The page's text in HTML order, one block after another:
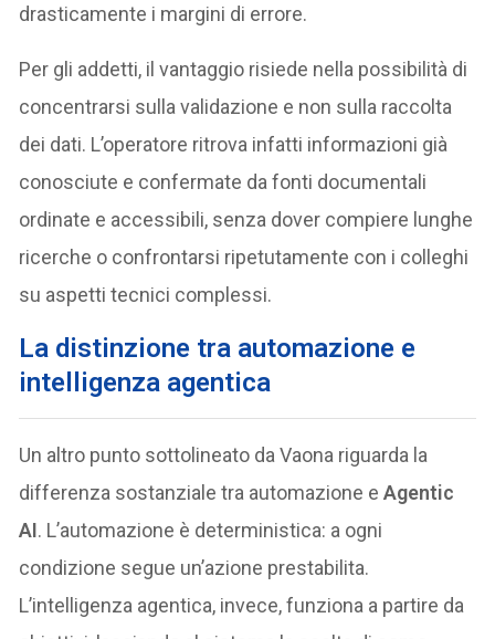
drasticamente i margini di errore.
Per gli addetti, il vantaggio risiede nella possibilità di
concentrarsi sulla validazione e non sulla raccolta
dei dati. L’operatore ritrova infatti informazioni già
conosciute e confermate da fonti documentali
ordinate e accessibili, senza dover compiere lunghe
ricerche o confrontarsi ripetutamente con i colleghi
su aspetti tecnici complessi.
La distinzione tra automazione e
intelligenza agentica
Un altro punto sottolineato da Vaona riguarda la
differenza sostanziale tra automazione eAgentic
AI. L’automazione è deterministica: a ogni
condizione segue un’azione prestabilita.
L’intelligenza agentica, invece, funziona a partire da